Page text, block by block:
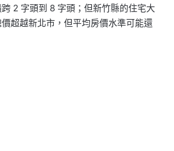
2 字頭到 8 字頭；但新竹縣的住宅大
超越新北市，但平均房價水準可能還